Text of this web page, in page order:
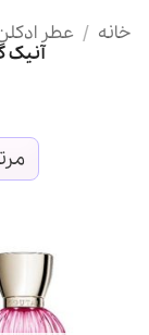
خانه / عطر
آنیک